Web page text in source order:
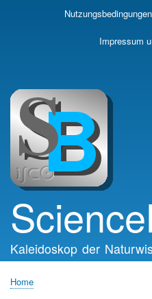
Impressum
Kaleidoskop der
Home